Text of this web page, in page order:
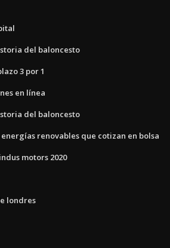
del baloncesto
3 por 1
en línea
del baloncesto
renovables que cotizan en bolsa
motors 2020
londres